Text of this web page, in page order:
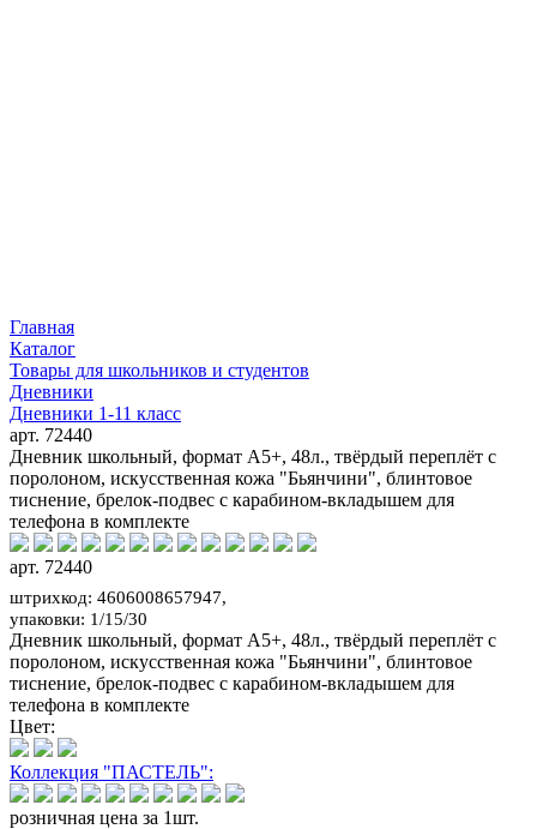
Главная
Каталог
Товары для школьников и студентов
Дневники
Дневники 1-11 класс
арт. 72440
Дневник школьный, формат А5+, 48л., твёрдый переплёт с
поролоном, искусственная кожа "Бьянчини", блинтовое
тиснение, брелок-подвес с карабином-вкладышем для
телефона в комплекте
арт. 72440
штрихкод: 4606008657947,
упаковки: 1/15/30
Дневник школьный, формат А5+, 48л., твёрдый переплёт с
поролоном, искусственная кожа "Бьянчини", блинтовое
тиснение, брелок-подвес с карабином-вкладышем для
телефона в комплекте
Цвет:
Коллекция "ПАСТЕЛЬ":
розничная цена за 1шт.